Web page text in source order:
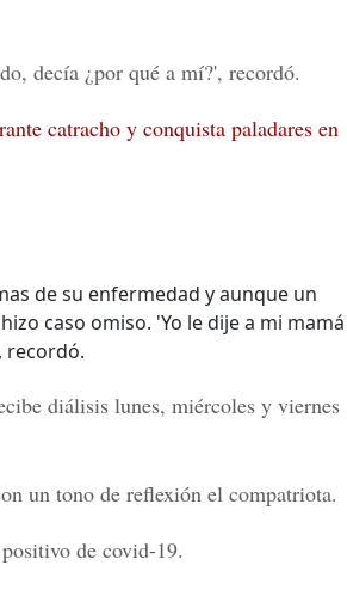
decía ¿por qué a mí?', recordó.
catracho y conquista paladares en
de su enfermedad y aunque un
hizo caso omiso. 'Yo le dije a mi mamá
recordó.
diálisis lunes, miércoles y viernes
un tono de reflexión el compatriota.
de covid-19.